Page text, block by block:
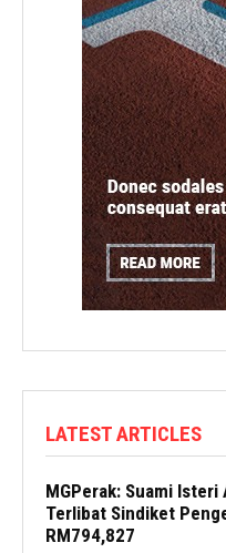
LATEST ARTICLES
MGPerak: Suami
Terlibat Sindiket
RM794,827